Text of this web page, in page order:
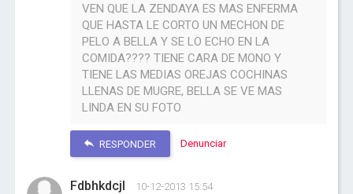
VEN QUE LA ZENDAYA ES MAS ENFERMA
QUE HASTA LE CORTO UN MECHON DE
PELO A BELLA Y SE LO ECHO EN LA
COMIDA???? TIENE CARA DE MONO Y
TIENE LAS MEDIAS OREJAS COCHINAS
LLENAS DE MUGRE, BELLA SE VE MAS
LINDA EN SU FOTO
RESPONDER Denunciar
Fdbhkdcjl 10-12-2013 15:54